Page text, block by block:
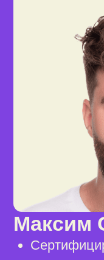
чтобы
и получить
Скидку 30%
бухгалтерии
Скидку 25%
на
Бесплатный
магазина и